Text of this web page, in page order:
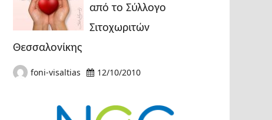
από το Σύλλογο
Σιτοχωριτών
Θεσσαλονίκης
foni-visaltias 12/10/2010